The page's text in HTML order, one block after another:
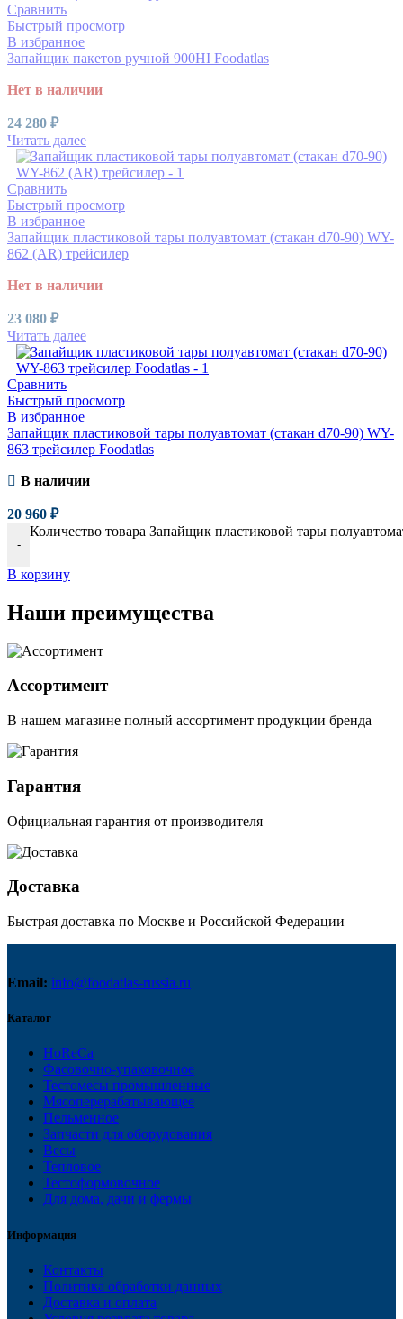
Сравнить
Быстрый просмотр
В избранное
Запайщик пакетов ручной 900HI Foodatlas
Нет в наличии
24 280 ₽
Читать далее
Сравнить
Быстрый просмотр
В избранное
Запайщик пластиковой тары полуавтомат (стакан d70-90) WY-
862 (AR) трейсилер
Нет в наличии
23 080 ₽
Читать далее
Сравнить
Быстрый просмотр
В избранное
Запайщик пластиковой тары полуавтомат (стакан d70-90) WY-
863 трейсилер Foodatlas
В наличии
20 960 ₽
-
Количество товара Запайщик пластиковой тары
В корзину
Наши преимущества
Ассортимент
В нашем магазине полный ассортимент продукции бренда
Гарантия
Официальная гарантия от производителя
Доставка
Быстрая доставка по Москве и Российской Федерации
Email: info@foodatlas-russia.ru
Каталог
HoReCa
Фасовочно-упаковочное
Тестомесы промышленные
Мясоперерабатывающее
Пельменное
Запчасти для оборудования
Весы
Тепловое
Тестоформовочное
Для дома, дачи и фермы
Информация
Контакты
Политика обработки данных
Доставка и оплата